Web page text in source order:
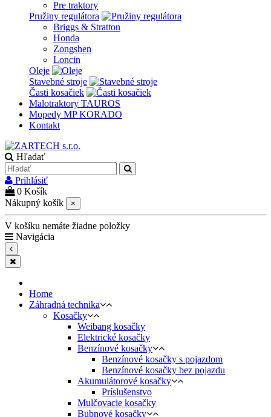
Pre traktory
Pružiny regulátora
Briggs & Stratton
Honda
Zongshen
Loncin
Oleje
Stavebné stroje
Časti kosačiek
Malotraktory TAUROS
Mopedy MP KORADO
Kontakt
Hľadať
Prihlásiť
0 Košík
Nákupný košík
×
V košíku nemáte žiadne položky
Navigácia
Home
Záhradná technika
Kosačky
Weibang kosačky
Elektrické kosačky
Benzínové kosačky
Benzínové kosačky s pojazdom
Benzínové kosačky bez pojazdu
Akumulátorové kosačky
Príslušenstvo
Mulčovacie kosačky
Bubnové kosačky